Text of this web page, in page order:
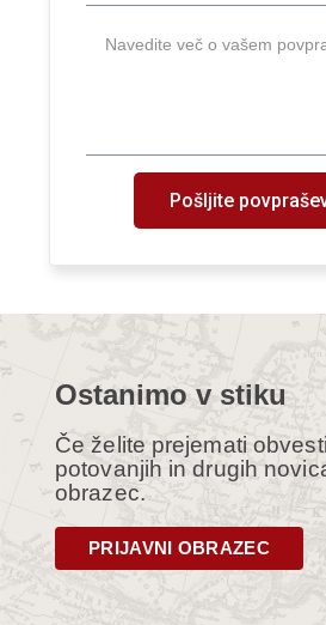
Pošljite
Ostanimo v stiku
Če želite prejemati
potovanjih in drugih
obrazec.
PRIJAVNI OBRAZEC